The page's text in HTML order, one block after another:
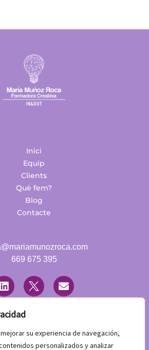
su experiencia de navegación,
personalizados y analizar
Inici
Equip
Clients
Què fem?
Blog
Contacte
669 675 395
i
n
k
e
d
i
n
w
i
t
r
n
v
e
p
e